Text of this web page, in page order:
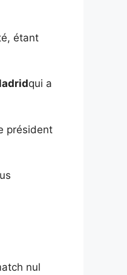
étant
qui a
président
nul